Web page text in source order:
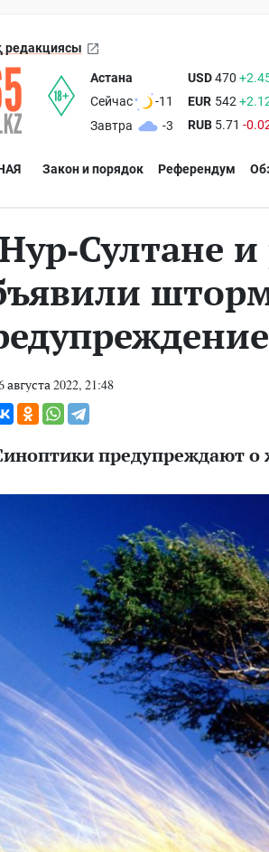
редакциясы
Астана
Сейчас
-11
Завтра
-3
USD470
EUR 542
RUB 5.71 -
Закон и порядок Референдум
Султане и
августа 2022, 21:48
предупреждают о